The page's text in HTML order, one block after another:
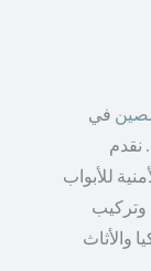
في
نقدم
للأبواب
وتركيب
والأثاث